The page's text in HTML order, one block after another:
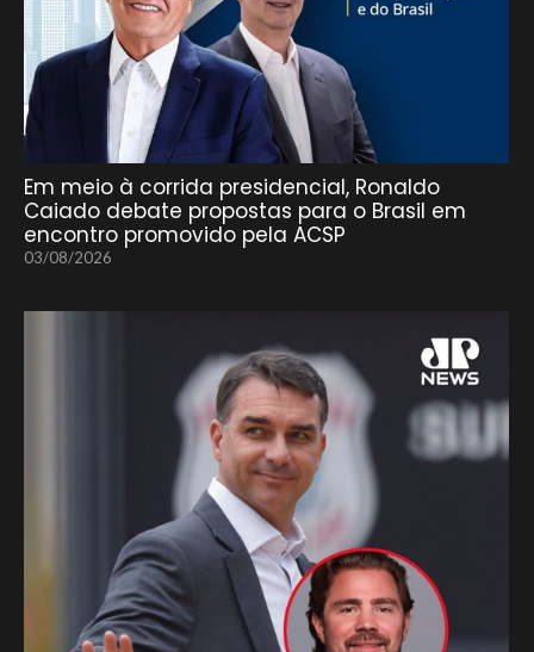
Em meio à corrida presidencial, Ronaldo
Caiado debate propostas para o Brasil em
encontro promovido pela ACSP
03/08/2026